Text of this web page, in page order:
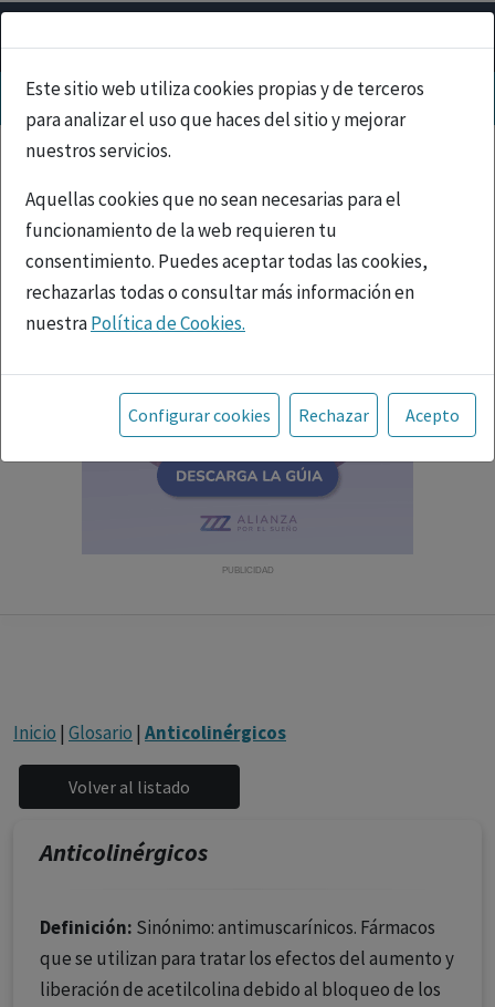
Este sitio web utiliza cookies propias y de terceros
para analizar el uso que haces del sitio y mejorar
nuestros servicios.
Aquellas cookies que no sean necesarias para el
funcionamiento de la web requieren tu
consentimiento. Puedes aceptar todas las cookies,
rechazarlas todas o consultar más información en
nuestraPolítica de Cookies.
Toda la información incluida en la Página Web está
referida a productos del mercado español y, por
tanto, dirigida a profesionales sanitarios legalmente
facultados para prescribir o dispensar medicamentos
con ejercicio profesional. La información técnica de los
fármacos se facilita a título meramente informativo,
Configurar cookies Rechazar Acepto
PUBLICIDAD
Inicio | Glosario | Anticolinérgicos
Anticolinérgicos
Definición: Sinónimo: antimuscarínicos. Fármacos
que se utilizan para tratar los efectos del aumento y
liberación de acetilcolina debido al bloqueo de los